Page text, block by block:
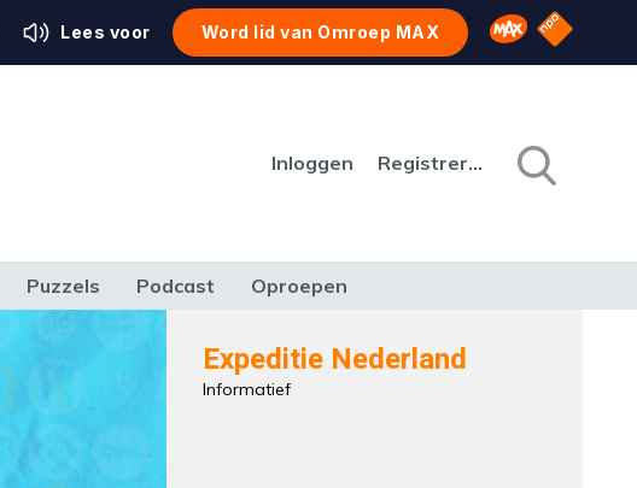
Lees voor Word lid van Omroep MAX Omroep MAX
NPO
Inloggen Registreren
Puzzels Podcast Oproepen
Expeditie Nederland
Informatief